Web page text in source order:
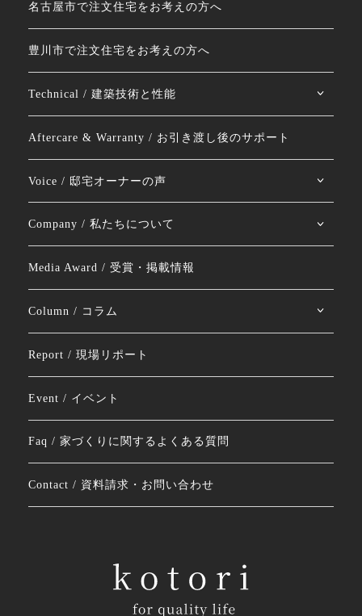
名古屋市で注文住宅をお考えの方へ
豊川市で注文住宅をお考えの方へ
Technical / 建築技術と性能
Aftercare & Warranty / お引き渡し後のサポート
Voice / 邸宅オーナーの声
Company / 私たちについて
Media Award / 受賞・掲載情報
Column / コラム
Report / 現場リポート
Event / イベント
Faq / 家づくりに関するよくある質問
Contact / 資料請求・お問い合わせ